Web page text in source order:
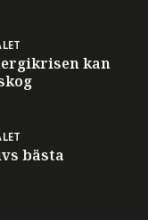
kan
bästa